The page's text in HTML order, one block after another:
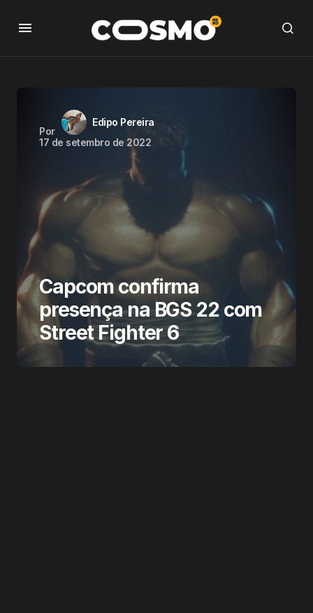
Por
Edipo Pereira
17 de setembro de 2022
Capcom confirma
presença na BGS 22 com
Street Fighter 6